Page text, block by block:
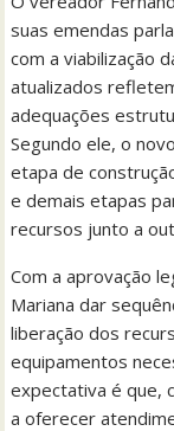
suas emendas
com a viabilização
atualizados
adequações
Segundo ele, o
etapa de
e demais etapas
recursos junto a
Com a aprovação
Mariana dar
liberação dos
equipamentos
expectativa é que,
a oferecer